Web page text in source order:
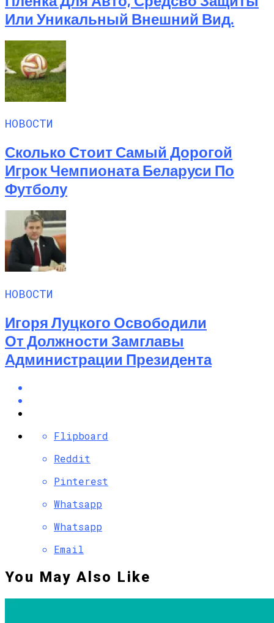
Или Уникальный Внешний Вид.
НОВОСТИ
Сколько Стоит Самый Дорогой
Игрок Чемпионата Беларуси По
Футболу
НОВОСТИ
Игоря Луцкого Освободили
От Должности Замглавы
Администрации Президента
Flipboard
Reddit
Pinterest
Whatsapp
Whatsapp
Email
You May Also Like